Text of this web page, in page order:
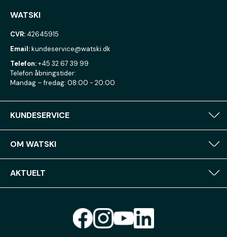
WATSKI
CVR: 42645915
Email:kundeservice@watski.dk
Telefon:+45 32 67 39 99
Telefon åbningstider:
Mandag – fredag: 08:00 - 20:00
KUNDESERVICE
OM WATSKI
AKTUELT